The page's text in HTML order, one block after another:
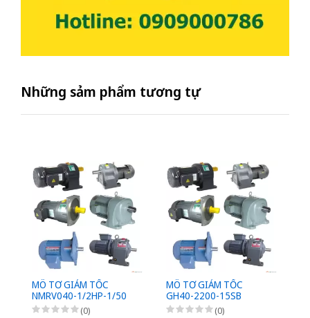
Những sảm phẩm tương tự
MÔ TƠ GIẢM TỐC
NMRV040-1/2HP-1/50
(0)
MÔ TƠ GIẢM TỐC
GH40-2200-15SB
(0)